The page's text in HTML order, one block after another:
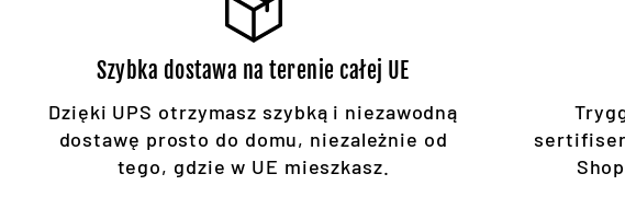
Szybka dostawa na terenie całej UE
Dzięki UPS otrzymasz szybką i niezawodną
dostawę prosto do domu, niezależnie od
tego, gdzie w UE mieszkasz.